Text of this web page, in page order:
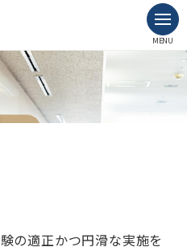
MENU
の適正かつ円滑な実施を